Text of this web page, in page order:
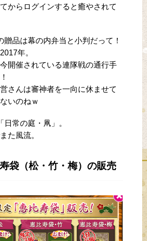
からログインすると癒やされて
贈品は幕の内弁当と小判だって！
年。
開催されている連隊戦の通行手
さんは審神者を一向に休ませて
いのねｗ
日常の庭・凧」。
た風流。
袋（松・竹・梅）の販売